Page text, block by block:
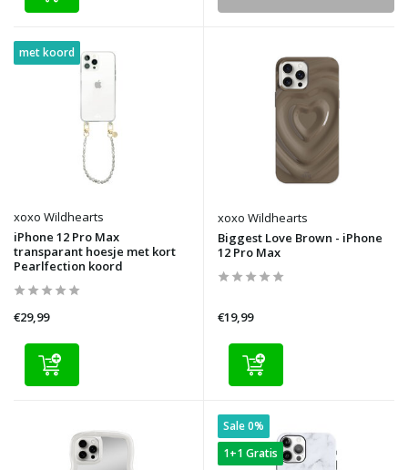
met koord
xoxo Wildhearts
iPhone 12 Pro Max
transparant hoesje met kort
Pearlfection koord
€29,99
xoxo Wildhearts
Biggest Love Brown - iPhone
12 Pro Max
€19,99
Sale 0%
1+1 Gratis